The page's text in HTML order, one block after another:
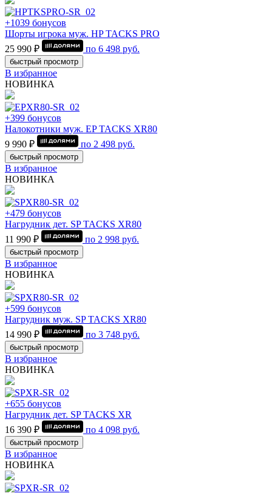
+1039 бонусов
Шорты игрока муж. HP TACKS PRO
25 990 ₽
по 6 498 руб.
быстрый просмотр
В избранное
НОВИНКА
+399 бонусов
Налокотники муж. EP TACKS XR80
9 990 ₽
по 2 498 руб.
быстрый просмотр
В избранное
НОВИНКА
+479 бонусов
Нагрудник дет. SP TACKS XR80
11 990 ₽
по 2 998 руб.
быстрый просмотр
В избранное
НОВИНКА
+599 бонусов
Нагрудник муж. SP TACKS XR80
14 990 ₽
по 3 748 руб.
быстрый просмотр
В избранное
НОВИНКА
+655 бонусов
Нагрудник дет. SP TACKS XR
16 390 ₽
по 4 098 руб.
быстрый просмотр
В избранное
НОВИНКА